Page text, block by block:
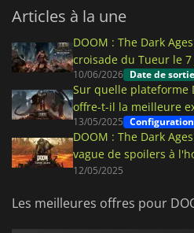
Articles à la une
DOOM : The Dark
croisade du Tueur le
10/06/2026 Date de sortie
Sur quelle plateforme
offre-t-il la meilleure
13/05/2025
DOOM : The Dark
vague de spoilers à
12/05/2025
Les meilleures offres pour